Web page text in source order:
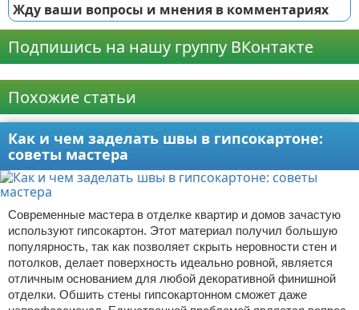
Жду ваши вопросы и мнения в комментариях
Подпишись на нашу группу ВКонтакте
Похожие статьи
Как и чем заделать швы в гипсокартоне:
советы мастера
Современные мастера в отделке квартир и домов зачастую
используют гипсокартон. Этот материал получил большую
популярность, так как позволяет скрыть неровности стен и
потолков, делает поверхность идеально ровной, является
отличным основанием для любой декоративной финишной
отделки. Обшить стены гипсокартонном сможет даже